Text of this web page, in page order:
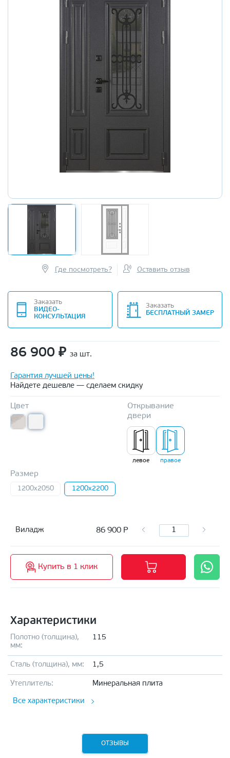
Где посмотреть? Оставить отзыв
Заказать
ВИДЕО-
КОНСУЛЬТАЦИЯ
Заказать
БЕСПЛАТНЫЙ ЗАМЕР
86 900 ₽ за шт.
Гарантия лучшей цены!
Найдете дешевле — сделаем скидку
Цвет
Открывание
двери
левое правое
Размер
1200x2050 1200х2200
Виладж 86 900 Р
Купить в 1 клик
Характеристики
Полотно (толщина),
мм:
115
Сталь (толщина), мм: 1,5
Утеплитель: Минеральная плита
Все характеристики
ОТЗЫВЫ